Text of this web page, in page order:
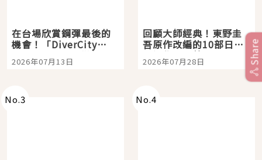
在台場欣賞鋼彈最後的
機會！「DiverCity
Tokyo Plaza」搭船、
購物、美食及夜景，一
2026年07月13日
回顧大師經典！東野圭
吾原作改編的10部日本
影視作品推薦
2026年07月28日
No.3 No.4
Share